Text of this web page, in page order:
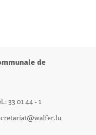
de
33 01 44 - 1